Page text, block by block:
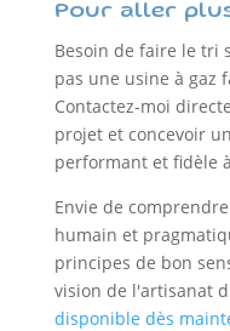
Pour aller
Besoin de faire le tri
pas une usine à gaz
Contactez-moi
projet et concevoir
performant et fidèle
Envie de
humain et
principes de bon
vision de l'artisanat
disponible dès